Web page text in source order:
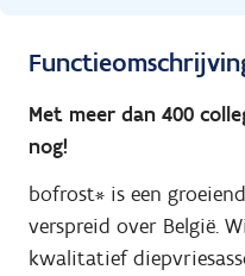
Met meer dan 400
nog!
bofrost* is een
verspreid over België.
kwalitatief